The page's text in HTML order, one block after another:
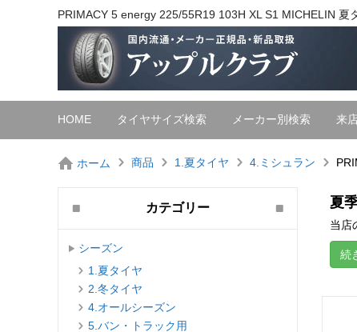
PRIMACY 5 energy 225/55R19 103H XL S1 MICHELIN
HOME タイヤサイズ検索 メーカー別検索 来
ホーム 商品 1.夏タイヤ 4.ミシュラン
夏
当店
続
カテゴリー
シーズン
1.夏タイヤ
2.冬タイヤ
4.オールシーズン
5.バン・トラック用